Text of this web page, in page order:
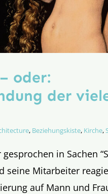
oder:
der
, Beziehungskiste, Kirche,
in Sachen
seine Mitarbeiter
auf Mann und